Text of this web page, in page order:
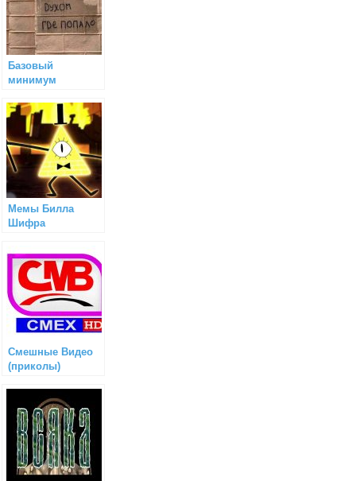
Базовый
минимум
Мемы Билла
Шифра
Смешные Видео
(приколы)